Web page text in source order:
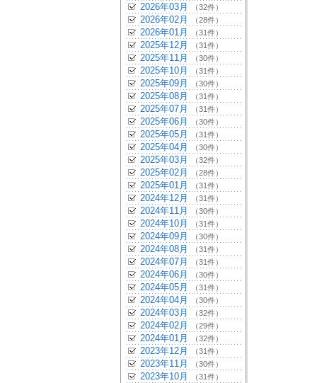
2026年03月 （32件）
2026年02月 （28件）
2026年01月 （31件）
2025年12月 （31件）
2025年11月 （30件）
2025年10月 （31件）
2025年09月 （30件）
2025年08月 （31件）
2025年07月 （31件）
2025年06月 （30件）
2025年05月 （31件）
2025年04月 （30件）
2025年03月 （32件）
2025年02月 （28件）
2025年01月 （31件）
2024年12月 （31件）
2024年11月 （30件）
2024年10月 （31件）
2024年09月 （30件）
2024年08月 （31件）
2024年07月 （31件）
2024年06月 （30件）
2024年05月 （31件）
2024年04月 （30件）
2024年03月 （32件）
2024年02月 （29件）
2024年01月 （32件）
2023年12月 （31件）
2023年11月 （30件）
2023年10月 （31件）